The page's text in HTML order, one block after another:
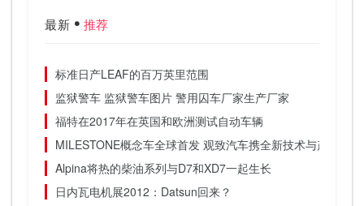
最新 推荐
标准日产LEAF的百万英里范围
监狱警车 监狱警车图片 警用囚车厂家生产厂家
福特在2017年在英国和欧洲测试自动车辆
MILESTONE概念车全球首发 观致汽车携全新技术与产品亮
Alpina将热的柴油系列与D7和XD7一起生长
日内瓦电机展2012：Datsun回来？